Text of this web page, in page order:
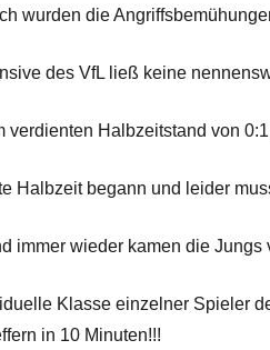
wurden die
des VfL ließ keine
verdienten Halbzeitstand von
Halbzeit begann und leider
immer wieder kamen die
Klasse einzelner Spieler
in 10 Minuten!!!